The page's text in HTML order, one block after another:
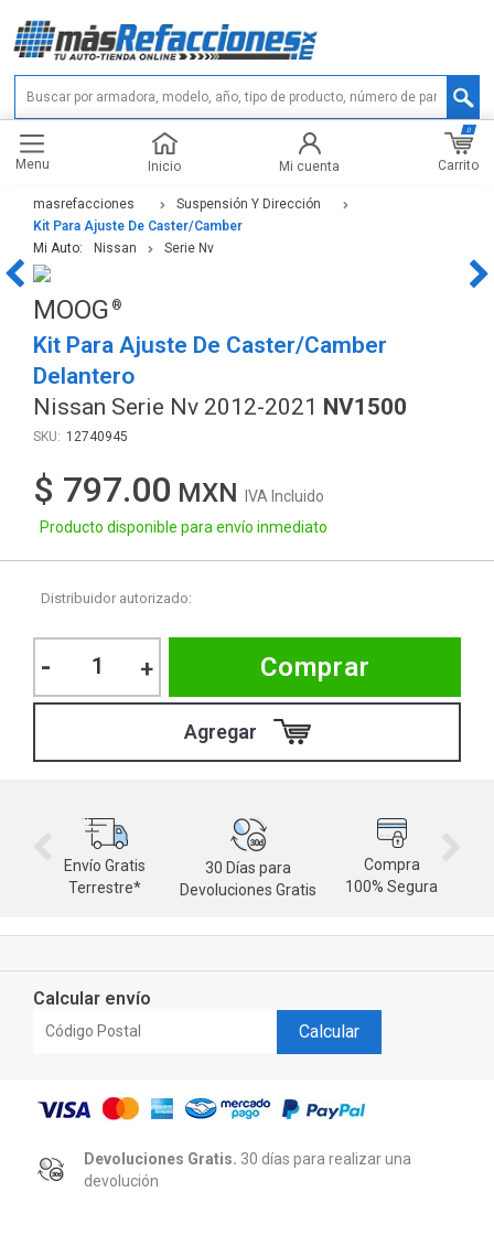
Menu Inicio Mi cuenta Carrito
0
masrefacciones
Suspensión Y Dirección
Kit Para Ajuste De Caster/Camber
Mi Auto:
Nissan Serie Nv
MOOG
Kit Para Ajuste De Caster/Camber
Delantero
Nissan Serie Nv 2012-2021 NV1500
12740945
$ 797.00
IVA Incluido
Producto disponible para envío inmediato
Distribuidor autorizado:
- + Comprar
Envío Gratis
Terrestre*
30 Días para
Devoluciones Gratis
Compra
100% Segura
Calcular envío
Calcular
Devoluciones Gratis. 30 días para realizar una
devolución